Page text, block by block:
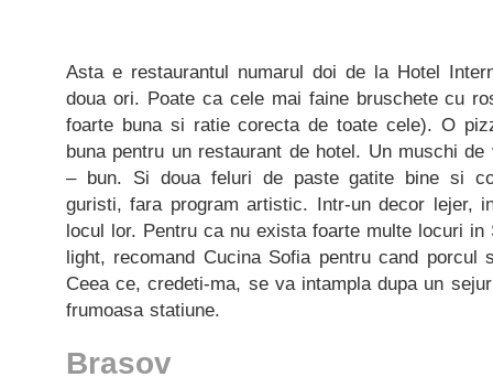
Asta e restaurantul numarul doi de la Hotel
doua ori. Poate ca cele mai faine bruschete cu
foarte buna si ratie corecta de toate cele). O
buna pentru un restaurant de hotel. Un muschi
– bun. Si doua feluri de paste gatite bine si
guristi, fara program artistic. Intr-un decor lejer,
locul lor. Pentru ca nu exista foarte multe locuri in
light, recomand Cucina Sofia pentru cand porcul
Ceea ce, credeti-ma, se va intampla dupa un
frumoasa statiune.
Brasov